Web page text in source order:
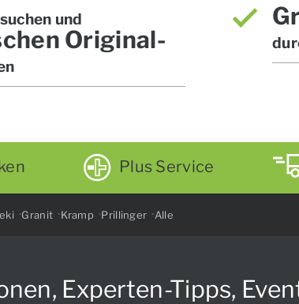
und
Original-
Plus Service
Granit Kramp Prillinger Alle
Experten-Tipps,